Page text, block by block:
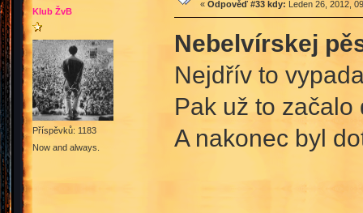
Klub ŽvB
Příspěvků: 1183
Now and always.
« Odpověď #33 kdy: Leden 26, 2012,
Nebelvírskej
Nejdřív to
Pak už to
A nakonec byl